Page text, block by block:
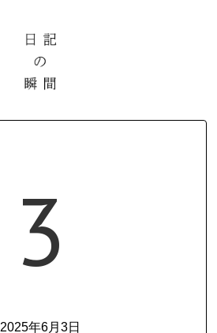
3
2025年6月3日